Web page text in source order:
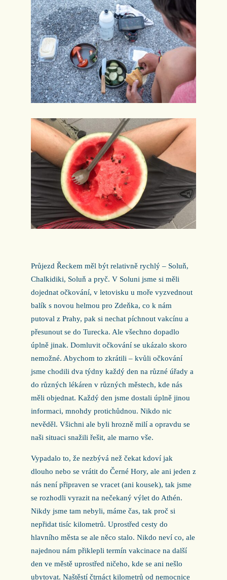
Průjezd Řeckem měl být relativně rychlý – Soluň,
Chalkidiki, Soluň a pryč. V Soluni jsme si měli
dojednat očkování, v letovisku u moře vyzvednout
balík s novou helmou pro Zdeňka, co k nám
putoval z Prahy, pak si nechat píchnout vakcínu a
přesunout se do Turecka. Ale všechno dopadlo
úplně jinak. Domluvit očkování se ukázalo skoro
nemožné. Abychom to zkrátili – kvůli očkování
jsme chodili dva týdny každý den na různé úřady a
do různých lékáren v různých městech, kde nás
měli objednat. Každý den jsme dostali úplně jinou
informaci, mnohdy protichůdnou. Nikdo nic
nevěděl. Všichni ale byli hrozně milí a opravdu se
naši situaci snažili řešit, ale marno vše.
Vypadalo to, že nezbývá než čekat kdoví jak
dlouho nebo se vrátit do Černé Hory, ale ani jeden z
nás není připraven se vracet (ani kousek), tak jsme
se rozhodli vyrazit na nečekaný výlet do Athén.
Nikdy jsme tam nebyli, máme čas, tak proč si
nepřidat tisíc kilometrů. Uprostřed cesty do
hlavního města se ale něco stalo. Nikdo neví co, ale
najednou nám přiklepli termín vakcinace na další
den ve městě uprostřed ničeho, kde se ani nešlo
ubytovat. Naštěstí čtrnáct kilometrů od nemocnice